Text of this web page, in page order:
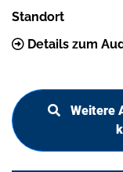
Standort
Details zum
Weitere